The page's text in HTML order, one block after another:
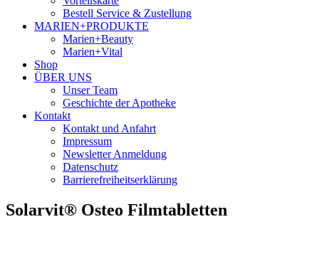
Bestell Service & Zustellung
MARIEN+PRODUKTE
Marien+Beauty
Marien+Vital
Shop
ÜBER UNS
Unser Team
Geschichte der Apotheke
Kontakt
Kontakt und Anfahrt
Impressum
Newsletter Anmeldung
Datenschutz
Barrierefreiheitserklärung
Solarvit® Osteo Filmtabletten